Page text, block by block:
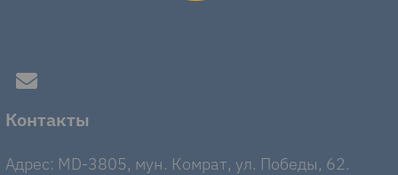
Контакты
Адрес: MD-3805, мун. Комрат, ул. Победы, 62.